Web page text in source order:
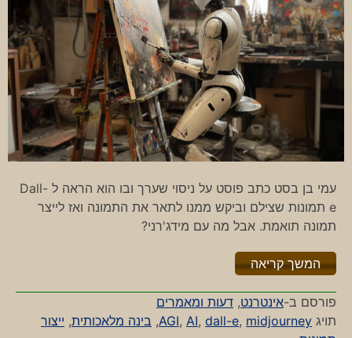
עמי בן בסט כתב פוסט על ניסוי שערך ובו הוא הראה ל Dall-
e תמונות שצילם וביקש ממנו לתאר את התמונה ואז לייצר
תמונה תואמת. אבל מה עם מידג'רני?
המשך קריאה"%s"
פורסם ב-אינטרנט, דעות ומאמרים
תויג
AGI, AI, dall-e, midjourney
, בינה מלאכותית, ייצור